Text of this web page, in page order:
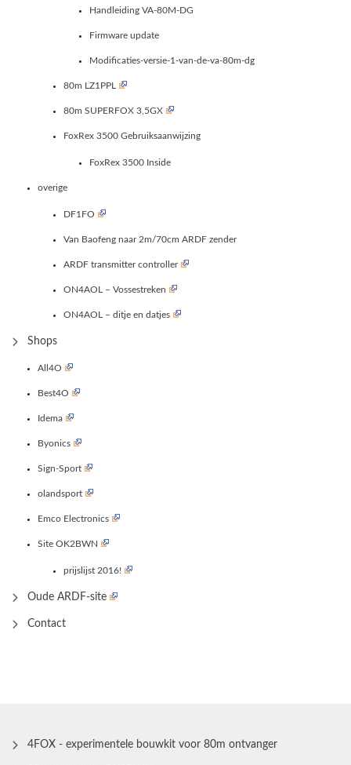
Handleiding VA-80M-DG
Firmware update
Modificaties-versie-1-van-de-va-80m-dg
80m LZ1PPL
80m SUPERFOX 3,5GX
FoxRex 3500 Gebruiksaanwijzing
FoxRex 3500 Inside
overige
DF1FO
Van Baofeng naar 2m/70cm ARDF zender
ARDF transmitter controller
ON4AOL – Vossestreken
ON4AOL – ditje en datjes
Shops
All4O
Best4O
Idema
Byonics
Sign-Sport
olandsport
Emco Electronics
Site OK2BWN
prijslijst 2016!
Oude ARDF-site
Contact
4FOX - experimentele bouwkit voor 80m ontvanger